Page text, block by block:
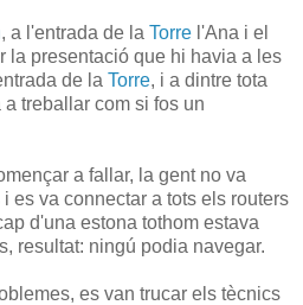
, a l'entrada de la Torre l'Ana i el
la presentació que hi havia a les
de la Torre, i a dintre tota
treballar com si fos un
a fallar, la gent no va
es va connectar a tots els routers
d'una estona tothom estava
resultat: ningú podia navegar.
es van trucar els tècnics